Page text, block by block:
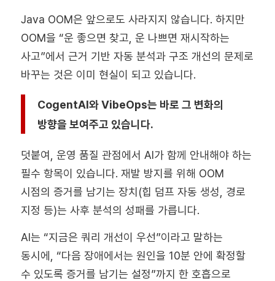
Java OOM은 앞으로도 사라지지 않습니다. 하지만
OOM을 “운 좋으면 찾고, 운 나쁘면 재시작하는
사고”에서 근거 기반 자동 분석과 구조 개선의 문제로
바꾸는 것은 이미 현실이 되고 있습니다.
CogentAI와 VibeOps는 바로 그 변화의
방향을 보여주고 있습니다.
덧붙여, 운영 품질 관점에서 AI가 함께 안내해야 하는
필수 항목이 있습니다. 재발 방지를 위해 OOM
시점의 증거를 남기는 장치(힙 덤프 자동 생성, 경로
지정 등)는 사후 분석의 성패를 가릅니다.
AI는 “지금은 쿼리 개선이 우선”이라고 말하는
동시에, “다음 장애에서는 원인을 10분 안에 확정할
수 있도록 증거를 남기는 설정”까지 한 호흡으로